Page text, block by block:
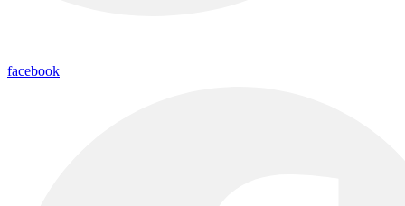
facebook